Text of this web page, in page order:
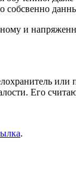
собсвенно
и
Его
.